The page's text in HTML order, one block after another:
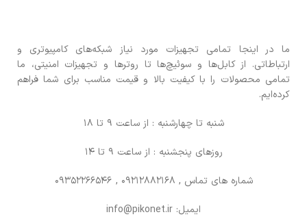
ما در اینجا تمامی تجهیزات مورد نیاز شبکه‌های کامپیوتری و
ارتباطاتی. از کابل‌ها و سوئیچ‌ها تا روترها و تجهیزات امنیتی، ما
تمامی محصولات را با کیفیت بالا و قیمت مناسب برای شما فراهم
کرده‌ایم.
شنبه تا چهارشنبه : از ساعت 9 تا 18
روزهای پنجشنبه : از ساعت 9 تا 14
شماره های تماس , 09212882168 , 09352266546
ایمیل: info@pikonet.ir